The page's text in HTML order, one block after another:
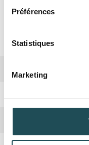
Préférences
Statistiques
Marketing
Forme de la
Nom du produit
Commentaires
Nom du produit
Commentaires